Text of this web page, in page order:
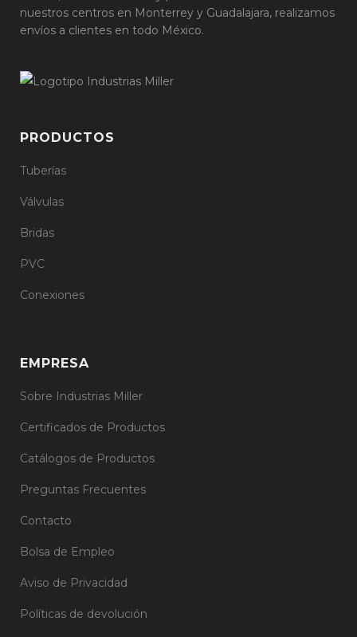
nuestros centros en Monterrey y Guadalajara, realizamos
envíos a clientes en todo México.
PRODUCTOS
Tuberías
Válvulas
Bridas
PVC
Conexiones
EMPRESA
Sobre Industrias Miller
Certificados de Productos
Catálogos de Productos
Preguntas Frecuentes
Contacto
Bolsa de Empleo
Aviso de Privacidad
Políticas de devolución